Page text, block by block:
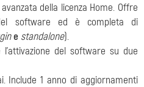
della licenza Home. Offre
software ed è completa di
e standalone).
l'attivazione del software su due
Include 1 anno di aggiornamenti